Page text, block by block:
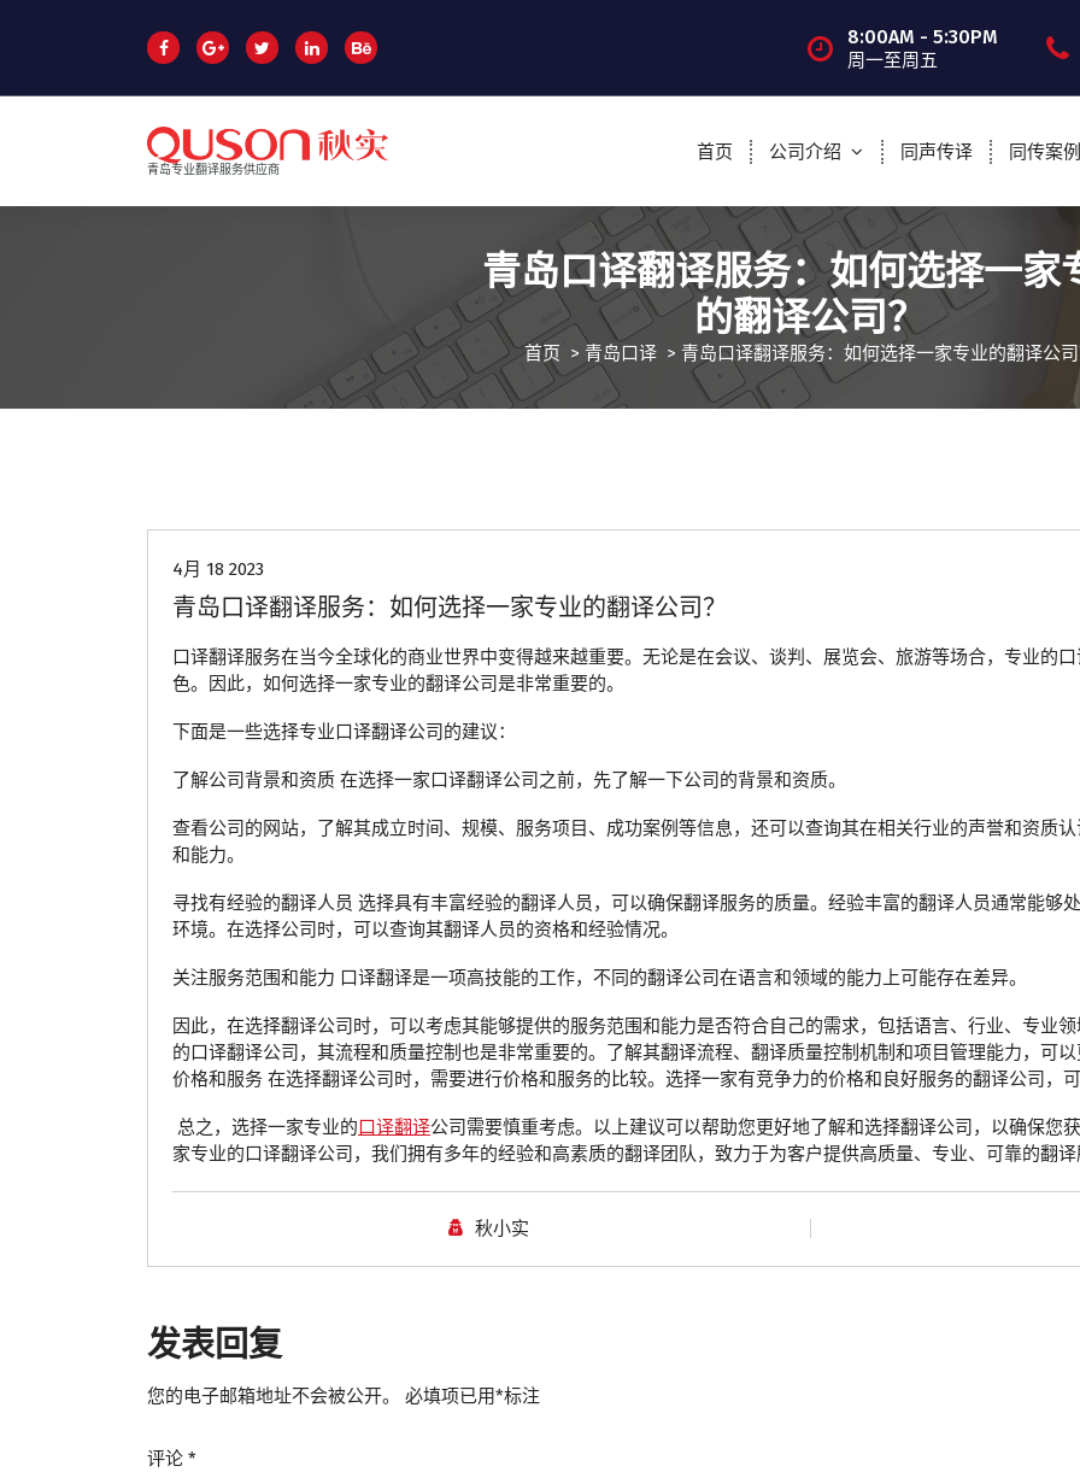
文
8:00AM - 5:30PM
周一至周五
青岛专业翻译服务供应商
首页 公司介绍 同声传译 同传案例
青岛口译翻译服务：如何选择一家
的翻译公司？
首页 > 青岛口译> 青岛口译翻译服务：如何选择一家专业的翻译公
4月 18 2023
青岛口译翻译服务：如何选择一家专业的翻译公司？
口译翻译服务在当今全球化的商业世界中变得越来越重要。无论是在会议、谈判、展览会、旅游等场合，专业的
色。因此，如何选择一家专业的翻译公司是非常重要的。
下面是一些选择专业口译翻译公司的建议：
了解公司背景和资质 在选择一家口译翻译公司之前，先了解一下公司的背景和资质。
查看公司的网站，了解其成立时间、规模、服务项目、成功案例等信息，还可以查询其在相关行业的声誉和资质
和能力。
寻找有经验的翻译人员 选择具有丰富经验的翻译人员，可以确保翻译服务的质量。经验丰富的翻译人员通常能够
环境。在选择公司时，可以查询其翻译人员的资格和经验情况。
关注服务范围和能力 口译翻译是一项高技能的工作，不同的翻译公司在语言和领域的能力上可能存在差异。
因此，在选择翻译公司时，可以考虑其能够提供的服务范围和能力是否符合自己的需求，包括语言、行业、专业
的口译翻译公司，其流程和质量控制也是非常重要的。了解其翻译流程、翻译质量控制机制和项目管理能力，可
价格和服务 在选择翻译公司时，需要进行价格和服务的比较。选择一家有竞争力的价格和良好服务的翻译公司，
总之，选择一家专业的口译翻译公司需要慎重考虑。以上建议可以帮助您更好地了解和选择翻译公司，以确保您
家专业的口译翻译公司，我们拥有多年的经验和高素质的翻译团队，致力于为客户提供高质量、专业、可靠的翻
秋小实
发表回复
您的电子邮箱地址不会被公开。 必填项已用*标注
评论 *